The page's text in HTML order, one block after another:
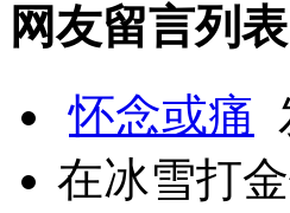
网友留言列
怀念或痛
在冰雪打